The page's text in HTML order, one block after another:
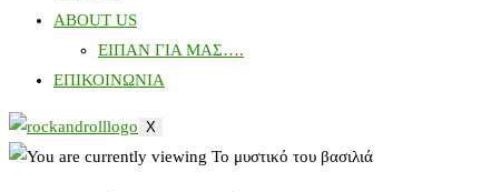
ABOUT US
ΕΙΠΑΝ ΓΙΑ ΜΑΣ….
ΕΠΙΚΟΙΝΩΝΙΑ
X